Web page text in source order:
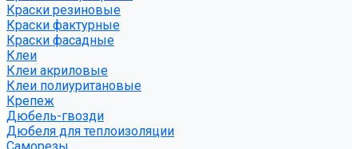
Краски резиновые
Краски фактурные
Краски фасадные
Клеи
Клеи акриловые
Клеи полиуритановые
Крепеж
Дюбель-гвозди
Дюбеля для теплоизоляции